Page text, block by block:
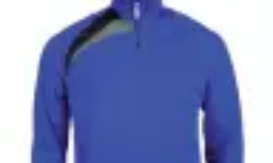
Équipement Sports d'équipe Conseils pratiques
Multi Sports